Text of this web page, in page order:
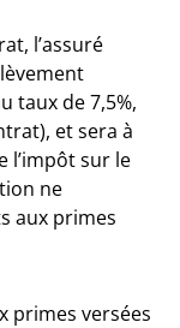
l’assuré
taux de 7,5%,
et sera à
l’impôt sur le
ne
aux primes
primes versées